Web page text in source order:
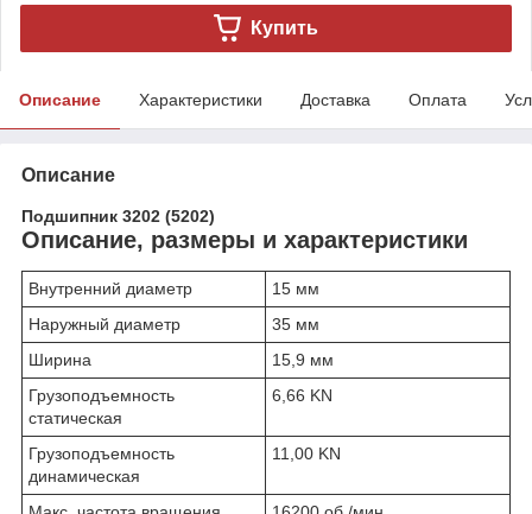
Купить
Описание Характеристики Доставка Оплата
Описание
Подшипник 3202 (5202)
Описание, размеры и характеристики
Внутренний диаметр
15 мм
Наружный диаметр
35 мм
Ширина
15,9 мм
Грузоподъемность
статическая
6,66 KN
Грузоподъемность
динамическая
11,00 KN